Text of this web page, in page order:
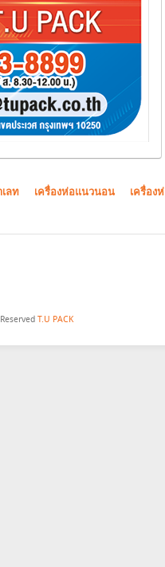
ลท เครื่องห่อแนวนอน เครื่อง
T.U PACK